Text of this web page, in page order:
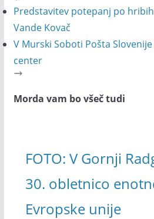
Predstavitev potepanj po
Vande Kovač
V Murski Soboti Pošta
center
Morda vam bo všeč tudi
FOTO: V Gornji
30. obletnico
Evropske unije